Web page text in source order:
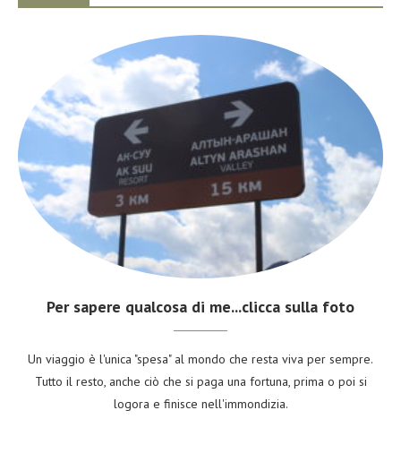
Per sapere qualcosa di me...clicca sulla foto
Un viaggio è l'unica "spesa" al mondo che resta viva per sempre.
Tutto il resto, anche ciò che si paga una fortuna, prima o poi si
logora e finisce nell'immondizia.